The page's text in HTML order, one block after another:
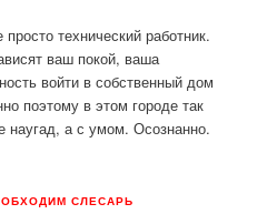
технический работник.
ваш покой, ваша
войти в собственный дом
поэтому в этом городе так
наугад, а с умом. Осознанно.
СЛЕСАРЬ